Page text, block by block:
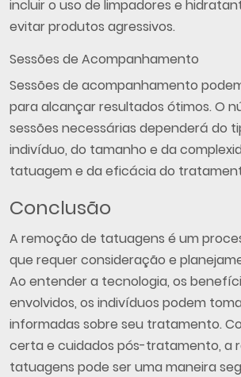
incluir o uso de limpadores e
evitar produtos agressivos.
Sessões de Acompanhamento
Sessões de acompanhamento
para alcançar resultados ótimos. O
sessões necessárias dependerá do
indivíduo, do tamanho e da
tatuagem e da eficácia do
Conclusão
A remoção de tatuagens é um
que requer consideração e
Ao entender a tecnologia, os
envolvidos, os indivíduos podem
informadas sobre seu tratamento.
certa e cuidados pós-tratamento, a
tatuagens pode ser uma maneira